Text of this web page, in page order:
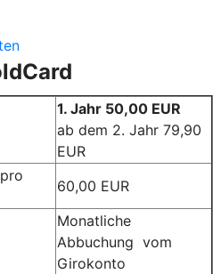
1. Jahr 50,00 EUR
ab dem 2. Jahr 79,90
EUR
60,00 EUR
Monatliche
Abbuchung vom
Girokonto